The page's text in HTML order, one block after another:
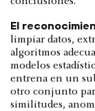
El
limpiar datos,
algoritmos
modelos
entrena en un
otro conjunto
similitudes,